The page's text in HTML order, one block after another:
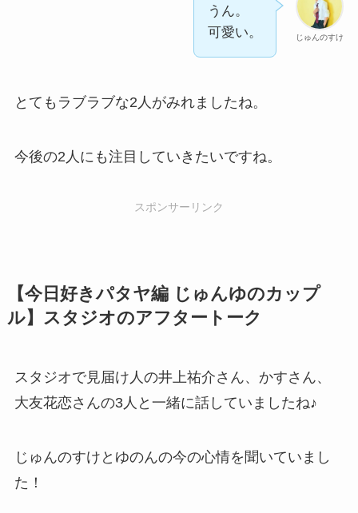
じゅんのすけ
うん。
可愛い。
とてもラブラブな2人がみれましたね。
今後の2人にも注目していきたいですね。
スポンサーリンク
【今日好きパタヤ編 じゅんゆのカップ
ル】スタジオのアフタートーク
スタジオで見届け人の井上祐介さん、かすさん、
大友花恋さんの3人と一緒に話していましたね♪
じゅんのすけとゆのんの今の心情を聞いていまし
た！